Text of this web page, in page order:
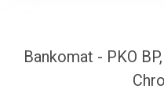
Bankomat - PKO